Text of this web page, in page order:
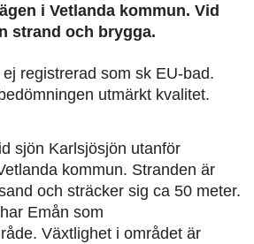
i Vetlanda kommun. Vid
strand och brygga.
registrerad som sk EU-bad.
utmärkt kvalitet.
sjön Karlsjösjön utanför
kommun. Stranden är
och sträcker sig ca 50 meter.
Emån som
Växtlighet i området är